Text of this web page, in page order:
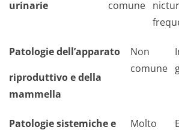
urinarie
comune
Patologie dell’apparato
riproduttivo e della
mammella
Non
comune
Patologie sistemiche e
Molto